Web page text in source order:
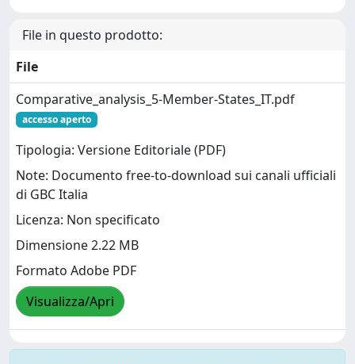
File in questo prodotto:
File
Comparative_analysis_5-Member-States_IT.pdf
accesso aperto
Tipologia: Versione Editoriale (PDF)
Note: Documento free-to-download sui canali ufficiali
di GBC Italia
Licenza: Non specificato
Dimensione 2.22 MB
Formato Adobe PDF
Visualizza/Apri